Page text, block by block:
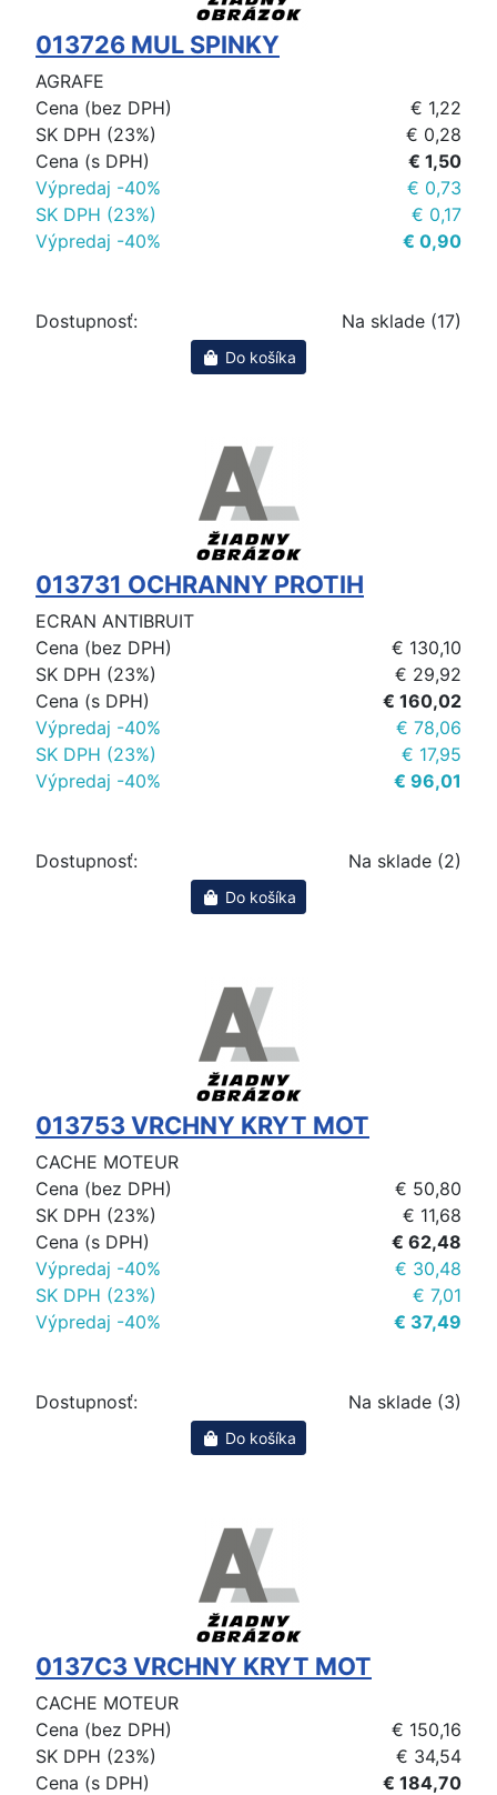
013726 MUL SPINKY
AGRAFE
Cena (bez DPH)
€ 1,22
SK DPH (23%)
€ 0,28
Cena (s DPH)
€ 1,50
Výpredaj -40%
€ 0,73
SK DPH (23%)
€ 0,17
Výpredaj -40%
€ 0,90
Dostupnosť: Na sklade (17)
Do košíka
013731 OCHRANNY PROTIH
ECRAN ANTIBRUIT
Cena (bez DPH)
€ 130,10
SK DPH (23%)
€ 29,92
Cena (s DPH)
€ 160,02
Výpredaj -40%
€ 78,06
SK DPH (23%)
€ 17,95
Výpredaj -40%
€ 96,01
Dostupnosť: Na sklade (2)
Do košíka
013753 VRCHNY KRYT MOT
CACHE MOTEUR
Cena (bez DPH)
€ 50,80
SK DPH (23%)
€ 11,68
Cena (s DPH)
€ 62,48
Výpredaj -40%
€ 30,48
SK DPH (23%)
€ 7,01
Výpredaj -40%
€ 37,49
Dostupnosť: Na sklade (3)
Do košíka
0137C3 VRCHNY KRYT MOT
CACHE MOTEUR
Cena (bez DPH)
€ 150,16
SK DPH (23%)
€ 34,54
Cena (s DPH)
€ 184,70